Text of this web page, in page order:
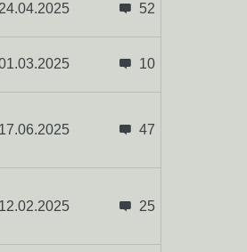
52
24.04.2025
10
47
17.06.2025
25
12.02.2025